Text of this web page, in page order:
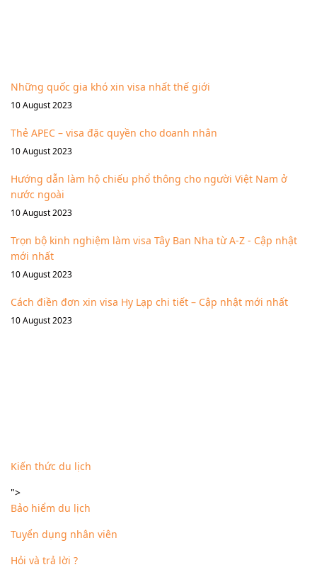
Những quốc gia khó xin visa nhất thế giới
10 August 2023
Thẻ APEC – visa đặc quyền cho doanh nhân
10 August 2023
Hướng dẫn làm hộ chiếu phổ thông cho người Việt Nam ở
nước ngoài
10 August 2023
Trọn bộ kinh nghiệm làm visa Tây Ban Nha từ A-Z - Cập nhật
mới nhất
10 August 2023
Cách điền đơn xin visa Hy Lạp chi tiết – Cập nhật mới nhất
10 August 2023
Kiến thức du lịch
">
Bảo hiểm du lịch
Tuyển dụng nhân viên
Hỏi và trả lời ?